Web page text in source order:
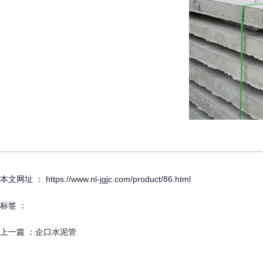
本文网址 ： https://www.nl-jgjc.com/product/86.html
标签 ：
上一篇 ： 企口水泥管